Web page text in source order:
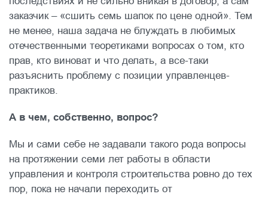
заказчик – «сшить семь шапок по цене одной». Тем
не менее, наша задача не блуждать в любимых
отечественными теоретиками вопросах о том, кто
прав, кто виноват и что делать, а все-таки
разъяснить проблему с позиции управленцев-
практиков.
А в чем, собственно, вопрос?
Мы и сами себе не задавали такого рода вопросы
на протяжении семи лет работы в области
управления и контроля строительства ровно до тех
пор, пока не начали переходить от